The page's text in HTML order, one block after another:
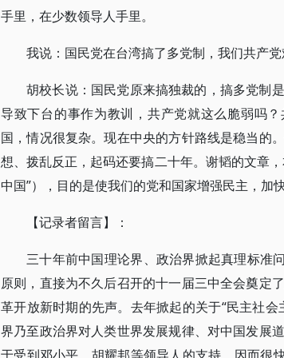
手里，在少数领导人手里。
我说：国民党在台湾搞了多党制，我们共产
胡校长说：国民党原来搞独裁的，搞多党制
导致下台的事作为教训，共产党就这么脆弱吗
国，情况很复杂。现在中央的方针路线是稳当的
想、拨乱反正，起码还要搞二十年。谢韬的文章
中国”），目的是使我们的党和国家增强民主，加
【记录者留言】：
三十年前中国理论界、政治界掀起真理标准
原则，直接为不久后召开的十一届三中全会奠定
革开放新时期的先声。去年掀起的关于“民主社
界乃至政治界对人类世界发展规律、对中国发展